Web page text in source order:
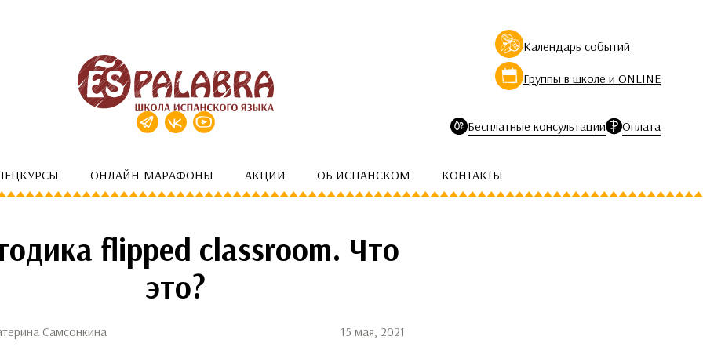
Бесплатные консультации Оплата
Календарь событий
Группы в школе и ONLINE
ОНЛАЙН-МАРАФОНЫ АКЦИИ ОБ ИСПАНСКОМ КОНТАКТЫ
flipped classroom. Что
это?
Самсонкина 15 мая, 2021